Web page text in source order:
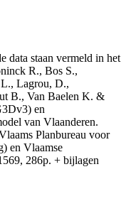
data staan vermeld in het
R., Bos S.,
Lagrou, D.,
B., Van Baelen K. &
en
van Vlaanderen.
Planbureau voor
en Vlaamse
286p. + bijlagen